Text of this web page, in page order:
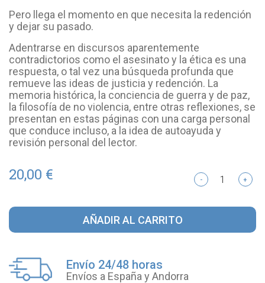
Pero llega el momento en que necesita la redención
y dejar su pasado.
Adentrarse en discursos aparentemente
contradictorios como el asesinato y la ética es una
respuesta, o tal vez una búsqueda profunda que
remueve las ideas de justicia y redención. La
memoria histórica, la conciencia de guerra y de paz,
la filosofía de no violencia, entre otras reflexiones, se
presentan en estas páginas con una carga personal
que conduce incluso, a la idea de autoayuda y
revisión personal del lector.
20,00 € - +
AÑADIR AL CARRITO
Envío 24/48 horas
Envíos a España y Andorra